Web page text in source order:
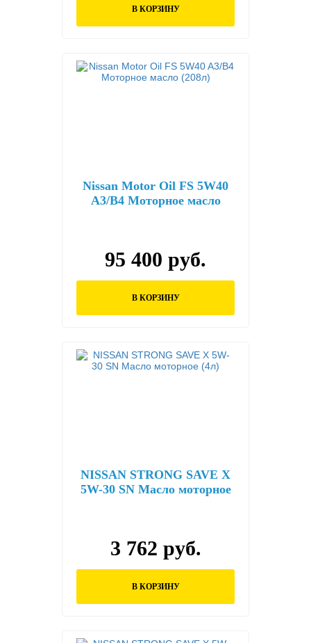
В КОРЗИНУ
Nissan Motor Oil FS 5W40
A3/B4 Моторное масло
95 400 руб.
В КОРЗИНУ
NISSAN STRONG SAVE X
5W-30 SN Масло моторное
3 762 руб.
В КОРЗИНУ